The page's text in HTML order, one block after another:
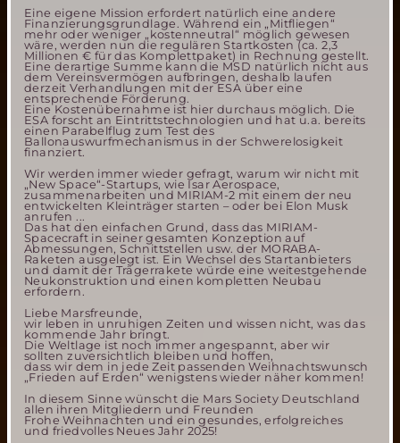
Eine eigene Mission erfordert natürlich eine andere
Finanzierungsgrundlage. Während ein „Mitfliegen“
mehr oder weniger „kostenneutral“ möglich gewesen
wäre, werden nun die regulären Startkosten (ca. 2,3
Millionen € für das Komplettpaket) in Rechnung gestellt.
Eine derartige Summe kann die MSD natürlich nicht aus
dem Vereinsvermögen aufbringen, deshalb laufen
derzeit Verhandlungen mit der ESA über eine
entsprechende Förderung.
Eine Kostenübernahme ist hier durchaus möglich. Die
ESA forscht an Eintrittstechnologien und hat u.a. bereits
einen Parabelflug zum Test des
Ballonauswurfmechanismus in der Schwerelosigkeit
finanziert.
Wir werden immer wieder gefragt, warum wir nicht mit
„New Space“-Startups, wie Isar Aerospace,
zusammenarbeiten und MIRIAM-2 mit einem der neu
entwickelten Kleinträger starten – oder bei Elon Musk
anrufen ...
Das hat den einfachen Grund, dass das MIRIAM-
Spacecraft in seiner gesamten Konzeption auf
Abmessungen, Schnittstellen usw. der MORABA-
Raketen ausgelegt ist. Ein Wechsel des Startanbieters
und damit der Trägerrakete würde eine weitestgehende
Neukonstruktion und einen kompletten Neubau
erfordern.
Liebe Marsfreunde,
wir leben in unruhigen Zeiten und wissen nicht, was das
kommende Jahr bringt.
Die Weltlage ist noch immer angespannt, aber wir
sollten zuversichtlich bleiben und hoffen,
dass wir dem in jede Zeit passenden Weihnachtswunsch
„Frieden auf Erden“ wenigstens wieder näher kommen!
In diesem Sinne wünscht die Mars Society Deutschland
allen ihren Mitgliedern und Freunden
Frohe Weihnachten und ein gesundes, erfolgreiches
und friedvolles Neues Jahr 2025!